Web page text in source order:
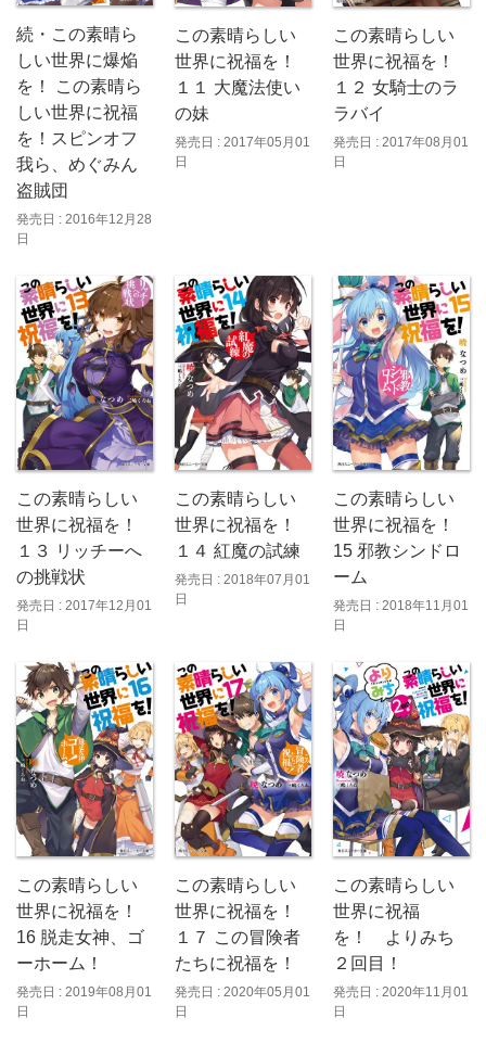
続・この素晴ら
しい世界に爆焔
を！ この素晴ら
しい世界に祝福
を！スピンオフ
我ら、めぐみん
盗賊団
発売日 : 2016年12月28
日
この素晴らしい
世界に祝福を！
１１ 大魔法使い
の妹
発売日 : 2017年05月01
日
この素晴らしい
世界に祝福を！
１２ 女騎士のラ
ラバイ
発売日 : 2017年08月01
日
この素晴らしい
世界に祝福を！
１３ リッチーへ
の挑戦状
発売日 : 2017年12月01
日
この素晴らしい
世界に祝福を！
１４ 紅魔の試練
発売日 : 2018年07月01
日
この素晴らしい
世界に祝福を！
15 邪教シンドロ
ーム
発売日 : 2018年11月01
日
この素晴らしい
世界に祝福を！
16 脱走女神、ゴ
ーホーム！
発売日 : 2019年08月01
日
この素晴らしい
世界に祝福を！
１７ この冒険者
たちに祝福を！
発売日 : 2020年05月01
日
この素晴らしい
世界に祝福
を！ よりみち
２回目！
発売日 : 2020年11月01
日